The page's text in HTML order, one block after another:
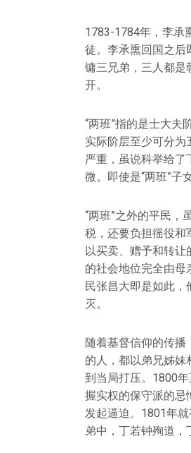
1783-1784年，李承
徒。李承熏回国之后
镛三兄弟，三人都是
开。
“两班”指的是士大夫
实际阶层至少可分
严重，虽说科举给了
微。即使是“两班”子
“两班”之外的平民，
税，还要负担徭役和
以买卖、赠予和转让
的社会地位完全由母
民张昌大即是如此，
灭。
随着基督信仰的传播
的人，都以弟兄姊妹
到当局打压。1800
握实权的保守派的忌
发起逼迫。1801年
弟中，丁若钟殉道，